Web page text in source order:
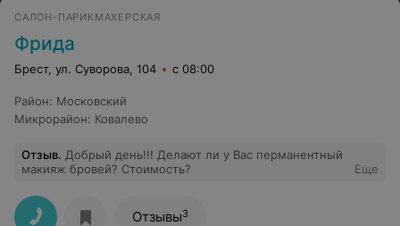
САЛОН-ПАРИКМАХЕРСКАЯ
Фрида
Брест, ул. Суворова, 104 с 08:00
Район: Московский
Микрорайон: Ковалево
Отзыв. Добрый день!!! Делают ли у Вас перманентный
макияж бровей? Стоимость?
Еще
Отзывы3